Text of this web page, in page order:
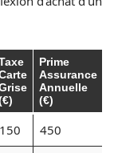
Prime
Assurance
Annuelle
(€)
150
450